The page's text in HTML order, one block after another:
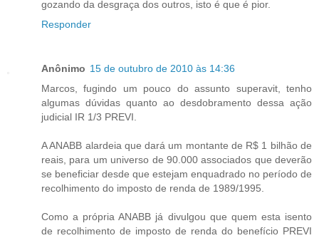
gozando da desgraça dos outros, isto é que é pior.
Responder
Anônimo 15 de outubro de 2010 às 14:36
Marcos, fugindo um pouco do assunto superavit, tenho
algumas dúvidas quanto ao desdobramento dessa ação
judicial IR 1/3 PREVI.
A ANABB alardeia que dará um montante de R$ 1 bilhão de
reais, para um universo de 90.000 associados que deverão
se beneficiar desde que estejam enquadrado no período de
recolhimento do imposto de renda de 1989/1995.
Como a própria ANABB já divulgou que quem esta isento
de recolhimento de imposto de renda do benefício PREVI